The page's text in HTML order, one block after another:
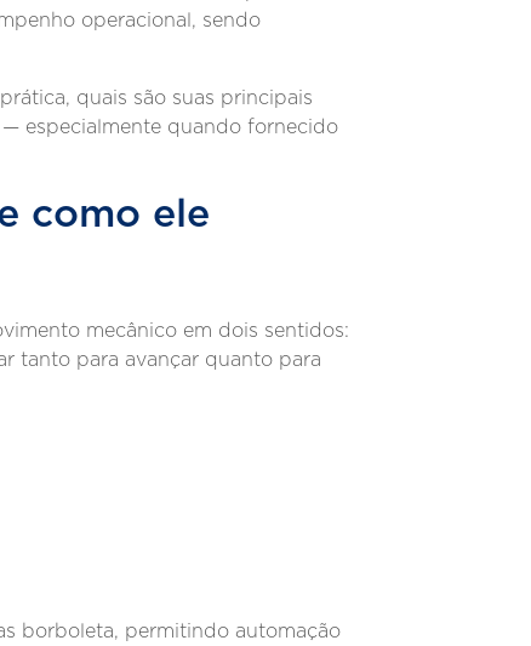
operacional, sendo
quais são suas principais
especialmente quando fornecido
como ele
mecânico em dois sentidos:
tanto para avançar quanto para
borboleta, permitindo automação